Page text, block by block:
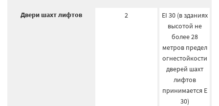
Двери шахт лифтов 2
EI 30 (в зданиях
высотой не
более 28
метров предел
огнестойкости
дверей шахт
лифтов
принимается E
30)